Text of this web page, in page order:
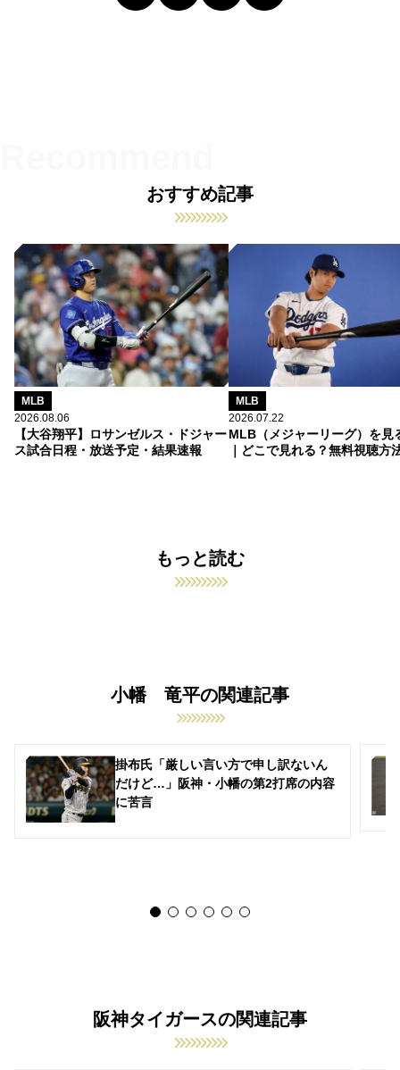
おすすめ記事
MLB
2026.08.06
【大谷翔平】ロサンゼルス・ドジャー
ス試合日程・放送予定・結果速報
MLB
2026.07.22
MLB（メジャーリーグ）を見
｜どこで見れる？無料視聴方
もっと読む
小幡 竜平の関連記事
掛布氏「厳しい言い方で申し訳ないん
だけど…」阪神・小幡の第2打席の内容
に苦言
阪神タイガースの関連記事